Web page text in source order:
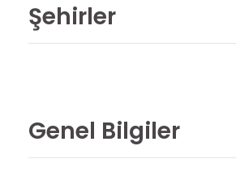
Şehirler
Genel Bilgiler